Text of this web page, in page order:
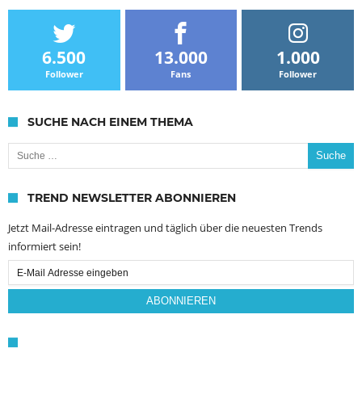
6.500
Follower
13.000
Fans
1.000
Follower
SUCHE NACH EINEM THEMA
Suche nach:
TREND NEWSLETTER ABONNIEREN
Jetzt Mail-Adresse eintragen und täglich über die neuesten Trends
informiert sein!
Email
Subscription
ABONNIEREN